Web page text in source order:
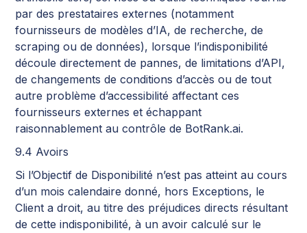
par des prestataires externes (notamment
fournisseurs de modèles d’IA, de recherche, de
scraping ou de données), lorsque l’indisponibilité
découle directement de pannes, de limitations d’API,
de changements de conditions d’accès ou de tout
autre problème d’accessibilité affectant ces
fournisseurs externes et échappant
raisonnablement au contrôle de BotRank.ai.
9.4 Avoirs
Si l’Objectif de Disponibilité n’est pas atteint au cours
d’un mois calendaire donné, hors Exceptions, le
Client a droit, au titre des préjudices directs résultant
de cette indisponibilité, à un avoir calculé sur le